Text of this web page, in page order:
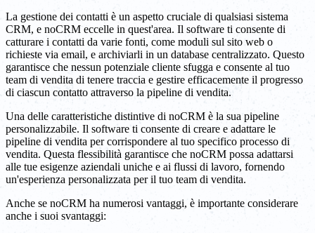
La gestione dei contatti è un aspetto cruciale di qualsiasi sistema
CRM, e noCRM eccelle in quest'area. Il software ti consente di
catturare i contatti da varie fonti, come moduli sul sito web o
richieste via email, e archiviarli in un database centralizzato. Questo
garantisce che nessun potenziale cliente sfugga e consente al tuo
team di vendita di tenere traccia e gestire efficacemente il progresso
di ciascun contatto attraverso la pipeline di vendita.
Una delle caratteristiche distintive di noCRM è la sua pipeline
personalizzabile. Il software ti consente di creare e adattare le
pipeline di vendita per corrispondere al tuo specifico processo di
vendita. Questa flessibilità garantisce che noCRM possa adattarsi
alle tue esigenze aziendali uniche e ai flussi di lavoro, fornendo
un'esperienza personalizzata per il tuo team di vendita.
Anche se noCRM ha numerosi vantaggi, è importante considerare
anche i suoi svantaggi: